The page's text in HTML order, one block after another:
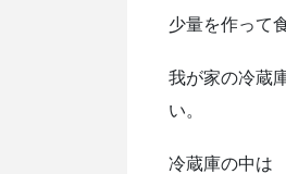
少量を作って
我が家の冷蔵
い。
冷蔵庫の中は